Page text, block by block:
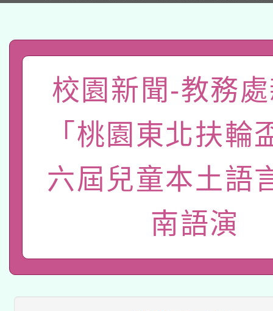
一案。
答一案
有關本府115年70歲以
人員健康講座「吃得安
心」，鼓勵退休同仁踴
案。
本校115學年度第2次
招甄選結果公告(無人
本館辦理115年度閱讀
暨閱讀推動專業研習
科技賦能─人工智慧
本校115學年度第1次
本校115學年度第2次
次招考甄選結果公告(
有關原住民族委員會
校園新聞-教務
「桃園東北扶輪
六屆兒童本土語
南語演